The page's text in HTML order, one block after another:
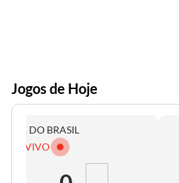
Jogos de Hoje
DO BRASIL
AO VIVO